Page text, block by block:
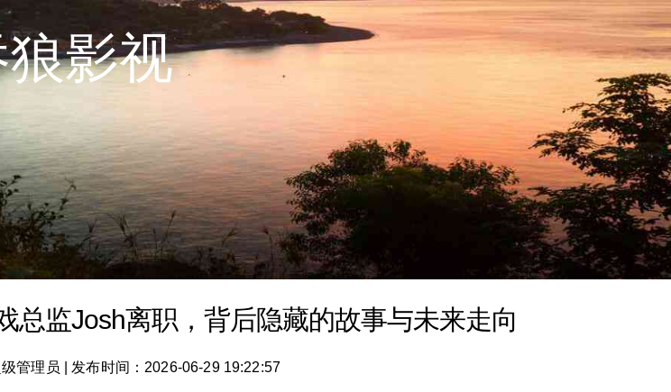
影视
总监Josh离职，背后隐藏的故事与未来走向
管理员 发布时间：2026-06-29 19:22:57